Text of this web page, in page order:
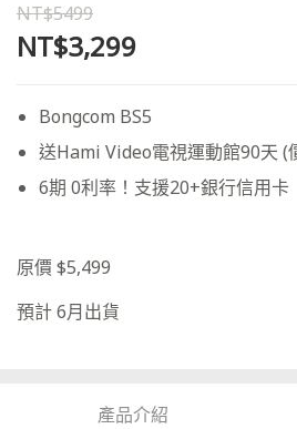
NT$5499
NT$3,299
Bongcom BS5
送Hami Video電視運動館90天 (
6期 0利率！支援20+銀行信用卡
原價 $5,499
預計 6月出貨
產品介紹